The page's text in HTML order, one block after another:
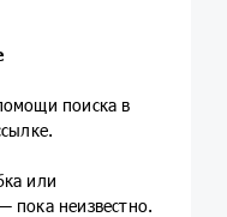
поиска в
или
пока неизвестно.